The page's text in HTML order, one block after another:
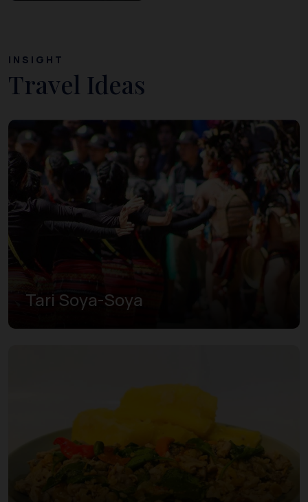
INSIGHT
Travel Ideas
Tari Soya-Soya